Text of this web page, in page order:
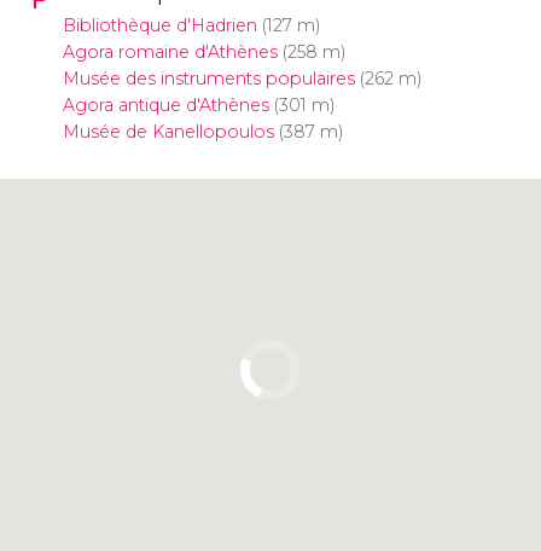
Bibliothèque d'Hadrien (127 m)
Agora romaine d'Athènes(258 m)
Musée des instruments populaires(262 m)
Agora antique d'Athènes(301 m)
Musée de Kanellopoulos(387 m)